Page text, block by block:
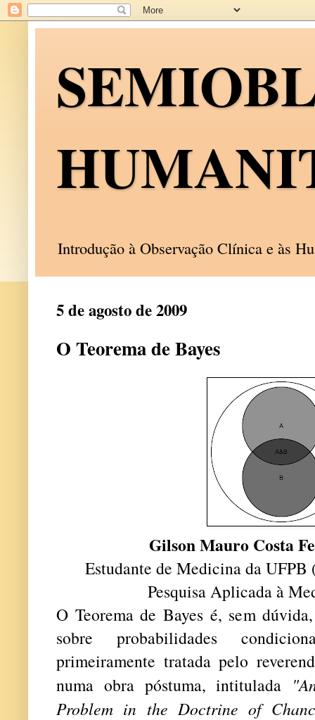
Introdução à Observação Clínica e às
5 de agosto de 2009
O Teorema de Bayes
Gilson Mauro Costa
Estudante de Medicina da
Pesquisa Aplicada à
O Teorema de Bayes é, sem
sobre probabilidades
primeiramente tratada pelo
numa obra póstuma, intitulada
Problem in the Doctrine of